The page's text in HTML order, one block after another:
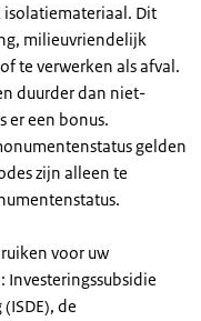
Dit
milieuvriendelijk
te verwerken als afval.
duurder dan niet-
er een bonus.
gelden
zijn alleen te
voor uw
Investeringssubsidie
de